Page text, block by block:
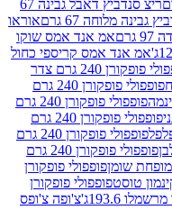
ריצ סנדביץ דאבל גבינה 67
גרם
אוראו
אנד אמס שוקו
קריספי כחול
פופפולי פופקורן 240 גרם צדר
פופפולי פופקורן 240 גרם
פופפולי פופקורן 240 גרם
פופפולי פופקורן 240 גרם
פופפולי פופקורן 240 גרם
פופפולי פופקורן 240 גרם
פופפולי פופקורן
פופקורן
צ'ופה צ'ופס